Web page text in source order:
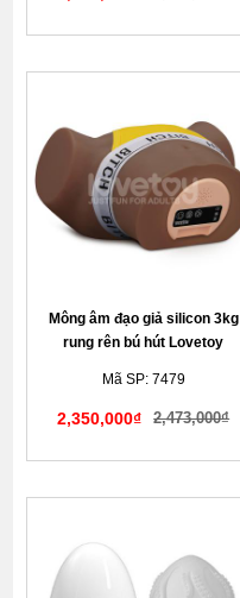
Mông âm đạo giả silicon 3kg
rung rên bú hút Lovetoy
Mã SP: 7479
2,350,000₫ 2,473,000₫